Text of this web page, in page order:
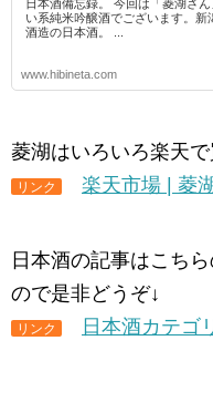
日本酒備忘録。 今回は「菱湖さ
い系純米吟醸酒でございます。
酒造の日本酒。 ...
www.hibineta.com
菱湖はいろいろ楽天
リンク 楽天市場 | 菱
日本酒の記事はこち
ので是非どうぞ↓
リンク 日本酒カテゴ